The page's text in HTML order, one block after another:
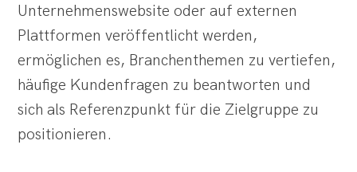
Unternehmenswebsite oder auf externen
Plattformen veröffentlicht werden,
ermöglichen es, Branchenthemen zu vertiefen,
häufige Kundenfragen zu beantworten und
sich als Referenzpunkt für die Zielgruppe zu
positionieren.